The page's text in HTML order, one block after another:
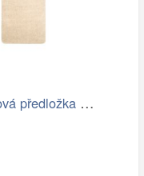
Koupelnová předložka Optima 60x90 cm…